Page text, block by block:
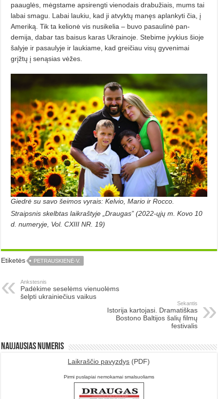
paauglės, mėgstame apsirengti vienodais drabužiais, mums tai
labai smagu. Labai laukiu, kad ji atvyk­tų manęs aplankyti čia, į
Ameriką. Tik ta kelionė vis nusikelia – buvo pasaulinė pan­
demija, dabar tas baisus karas Ukrainoje. Stebime įvykius šioje
šalyje ir pasaulyje ir laukiame, kad greičiau visų gyvenimai
grįžtų į senąsias vėžes.
Giedrė su savo šeimos vyrais: Kelvio, Mario ir Rocco.
Straipsnis skelbtas laikraštyje „Draugas” (2022-ųjų m. Kovo 10
d. numeryje, Vol. CXIII NR. 19)
Etiketės PETRAUSKIENĖ-V.
Ankstesnis
Padėkime seselėms vienuolėms
šelpti ukrainiečius vaikus
Sekantis
Istorija kartojasi. Dramatiškas
Bostono Baltijos šalių filmų
festivalis
Naujausias numeris
Laikraščio pavyzdys (PDF)
Pirmi puslapiai nemokamai smalsuoliams